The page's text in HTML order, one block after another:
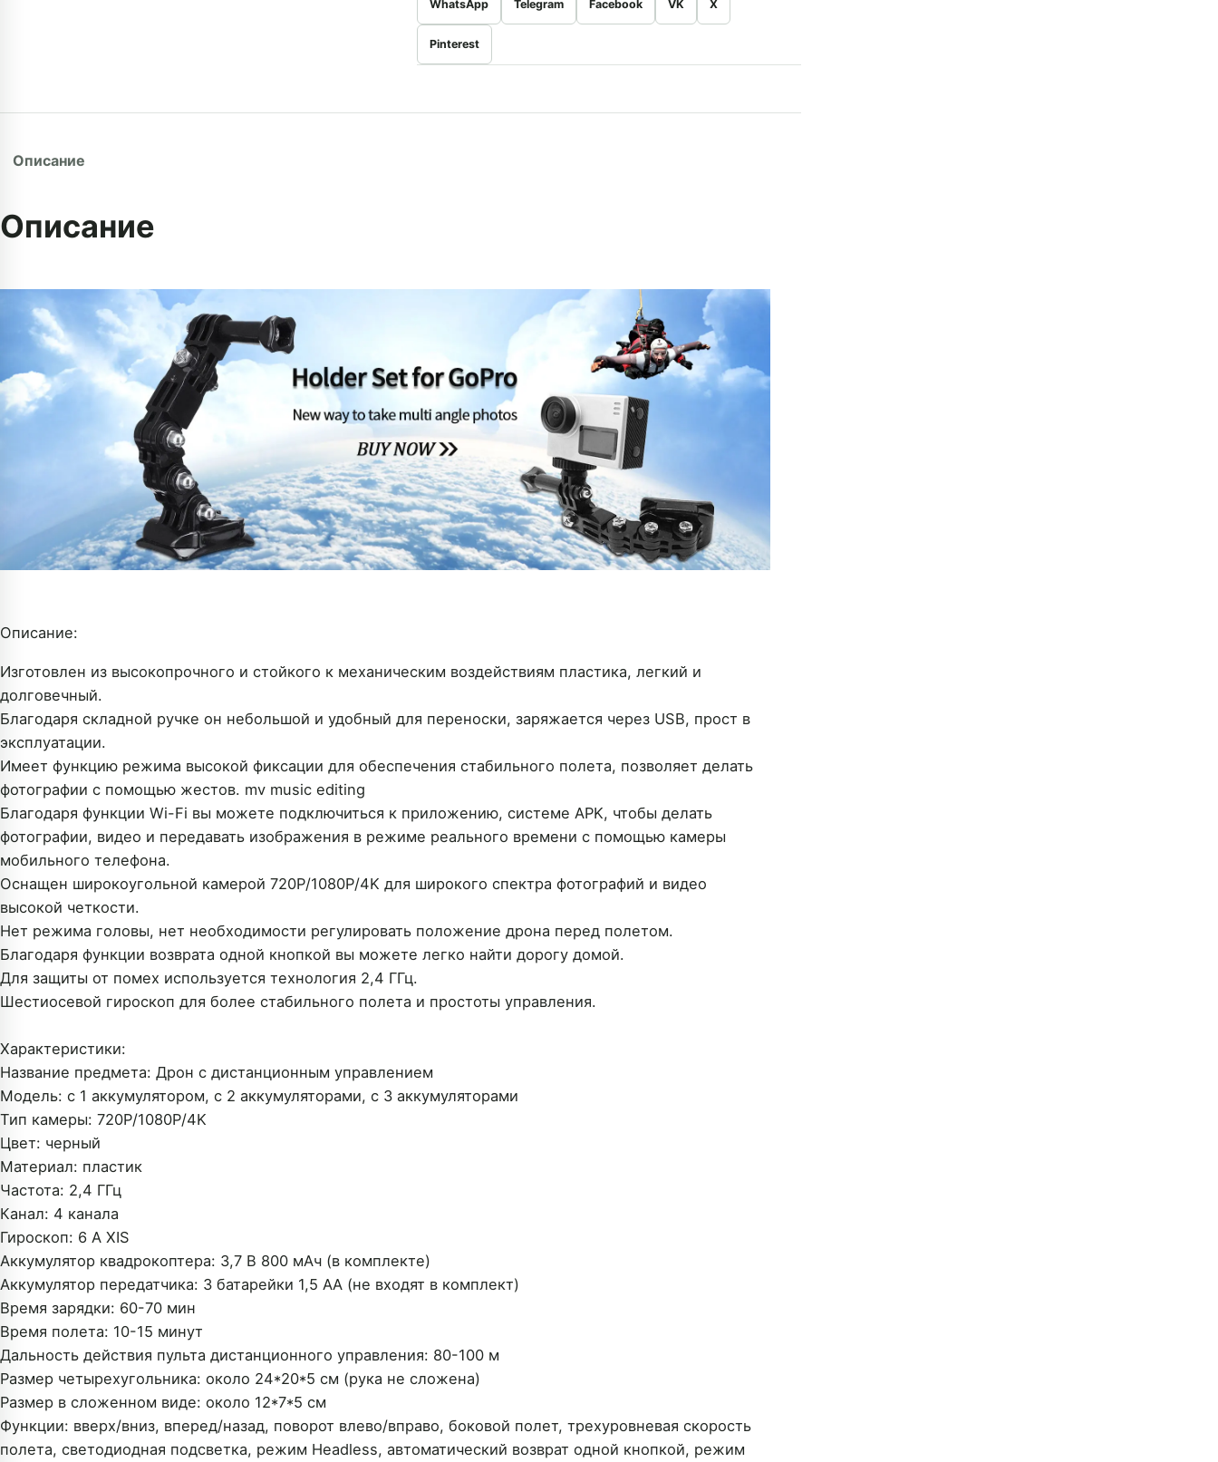
WhatsApp Telegram Facebook VK X
Pinterest
Описание
Описание
Описание:
Изготовлен из высокопрочного и стойкого к механическим воздействиям пластика, легкий и
долговечный.
Благодаря складной ручке он небольшой и удобный для переноски, заряжается через USB, прост в
эксплуатации.
Имеет функцию режима высокой фиксации для обеспечения стабильного полета, позволяет делать
фотографии с помощью жестов. mv music editing
Благодаря функции Wi-Fi вы можете подключиться к приложению, системе APK, чтобы делать
фотографии, видео и передавать изображения в режиме реального времени с помощью камеры
мобильного телефона.
Оснащен широкоугольной камерой 720P/1080P/4K для широкого спектра фотографий и видео
высокой четкости.
Нет режима головы, нет необходимости регулировать положение дрона перед полетом.
Благодаря функции возврата одной кнопкой вы можете легко найти дорогу домой.
Для защиты от помех используется технология 2,4 ГГц.
Шестиосевой гироскоп для более стабильного полета и простоты управления.
Характеристики:
Название предмета: Дрон с дистанционным управлением
Модель: с 1 аккумулятором, с 2 аккумуляторами, с 3 аккумуляторами
Тип камеры: 720P/1080P/4K
Цвет: черный
Материал: пластик
Частота: 2,4 ГГц
Канал: 4 канала
Гироскоп: 6 A XIS
Аккумулятор квадрокоптера: 3,7 В 800 мАч (в комплекте)
Аккумулятор передатчика: 3 батарейки 1,5 АА (не входят в комплект)
Время зарядки: 60-70 мин
Время полета: 10-15 минут
Дальность действия пульта дистанционного управления: 80-100 м
Размер четырехугольника: около 24*20*5 см (рука не сложена)
Размер в сложенном виде: около 12*7*5 см
Функции: вверх/вниз, вперед/назад, поворот влево/вправо, боковой полет, трехуровневая скорость
полета, светодиодная подсветка, режим Headless, автоматический возврат одной кнопкой, режим